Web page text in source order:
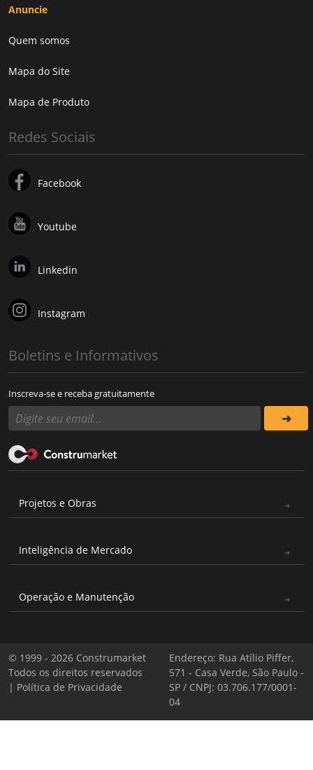
Anuncie
Quem somos
Mapa do Site
Mapa de Produto
Redes Sociais
Facebook
Youtube
Linkedin
Instagram
Boletins e Informativos
Inscreva-se e receba gratuitamente
Projetos e Obras
Inteligência de Mercado
Operação e Manutenção
© 1999 - 2026 Construmarket
Todos os direitos reservados
| Política de Privacidade
Endereço: Rua Atílio Piffer,
571 - Casa Verde, São Paulo -
SP / CNPJ: 03.706.177/0001-
04